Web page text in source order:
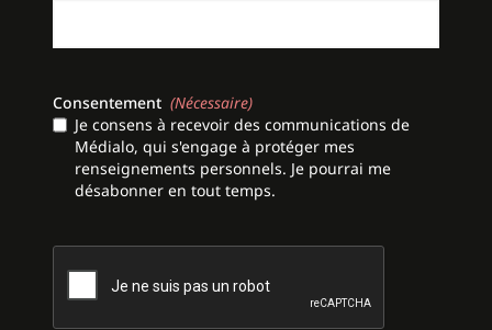
Consentement (Nécessaire)
Je consens à recevoir des communications de
Médialo, qui s'engage à protéger mes
renseignements personnels. Je pourrai me
désabonner en tout temps.
CAPTCHA